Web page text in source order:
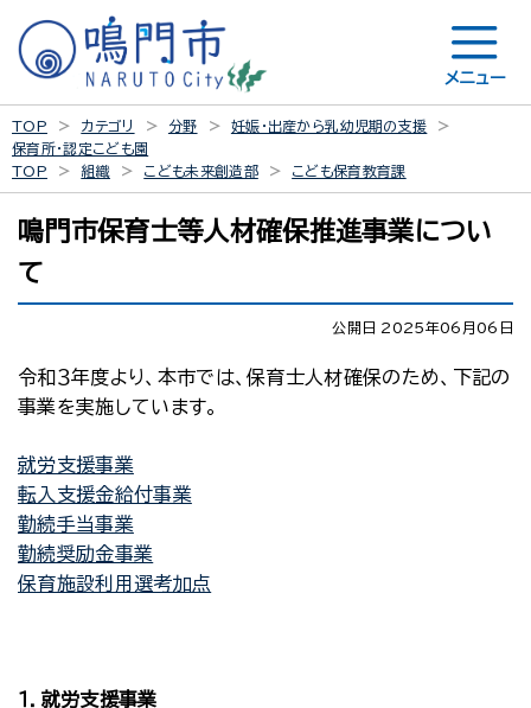
メニュー
TOP カテゴリ 分野
妊娠・出産から乳幼児期の支援
保育所・認定こども園
TOP
組織 こども未来創造部 こども保育教育課
鳴門市保育士等人材確保推進事業につい
て
公開日 2025年06月06日
令和３年度より、本市では、保育士人材確保のため、下記の
事業を実施しています。
就労支援事業
転入支援金給付事業
勤続手当事業
勤続奨励金事業
保育施設利用選考加点
１．就労支援事業